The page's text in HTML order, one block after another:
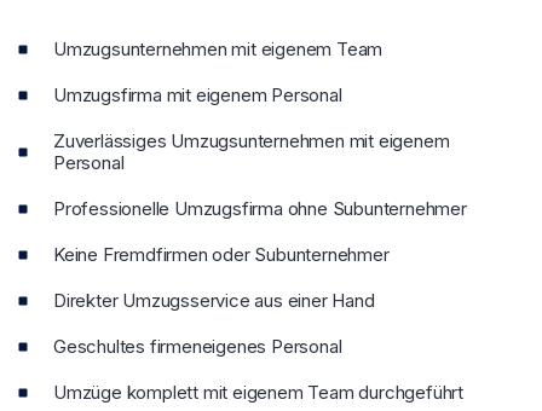
Umzugsunternehmen mit eigenem Team
Umzugsfirma mit eigenem Personal
Zuverlässiges Umzugsunternehmen mit eigenem
Personal
Professionelle Umzugsfirma ohne Subunternehmer
Keine Fremdfirmen oder Subunternehmer
Direkter Umzugsservice aus einer Hand
Geschultes firmeneigenes Personal
Umzüge komplett mit eigenem Team durchgeführt